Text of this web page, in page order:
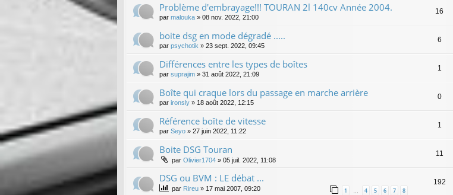
Problème d'embrayage!!! TOURAN 2l 140cv Année 2004.
par malouka » 08 nov. 2022, 21:00
16
boite dsg en mode dégradé .....
par psychotik » 23 sept. 2022, 09:45
6
Différences entre les types de boîtes
par suprajim » 31 août 2022, 21:09
1
Boîte qui craque lors du passage en marche arrière
par ironsly » 18 août 2022, 12:15
0
Référence boîte de vitesse
par Seyo » 27 juin 2022, 11:22
1
Boite DSG Touran
par Olivier1704 » 05 juil. 2022, 11:08
11
DSG ou BVM : LE débat ...
par Rireu » 17 mai 2007, 09:20 1 4 5 6 7 8
192